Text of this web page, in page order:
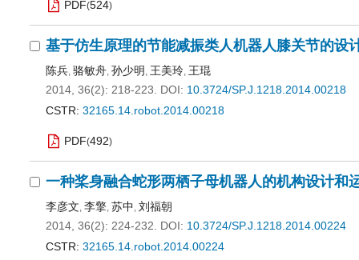
PDF(524)
基于仿生原理的节能减振类人机器人膝关节的设
陈兵, 骆敏舟, 孙少明 , 王美玲, 王琨
2014, 36(2): 218-223.
DOI: 10.3724/SP.J.1218.2014.00218
CSTR: 32165.14.robot.2014.00218
PDF(492)
一种桨身融合蛇形两栖子母机器人的机构设计和
李彦文, 李擎, 苏中, 刘福朝
2014, 36(2): 224-232.
DOI: 10.3724/SP.J.1218.2014.00224
CSTR: 32165.14.robot.2014.00224